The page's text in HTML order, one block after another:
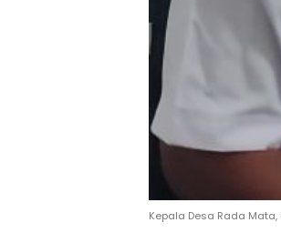
Kepala Desa Rada